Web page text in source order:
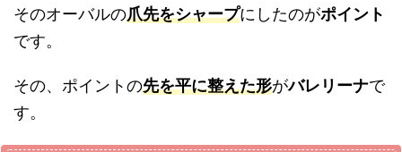
そのオーバルの爪先をシャープにしたのがポイント
です。
その、ポイントの先を平に整えた形がバレリーナで
す。